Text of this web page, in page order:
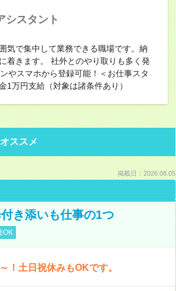
シスタント
気で集中して業務できる職場です。納
着きます。 社外とのやり取りも多く発
やスマホから登録可能！＜お仕事スタ
1万円支給（対象は諸条件あり）
ススメ
掲載日：2026.08.05
き添いも仕事の1つ
OK
土日祝休みもOKです。